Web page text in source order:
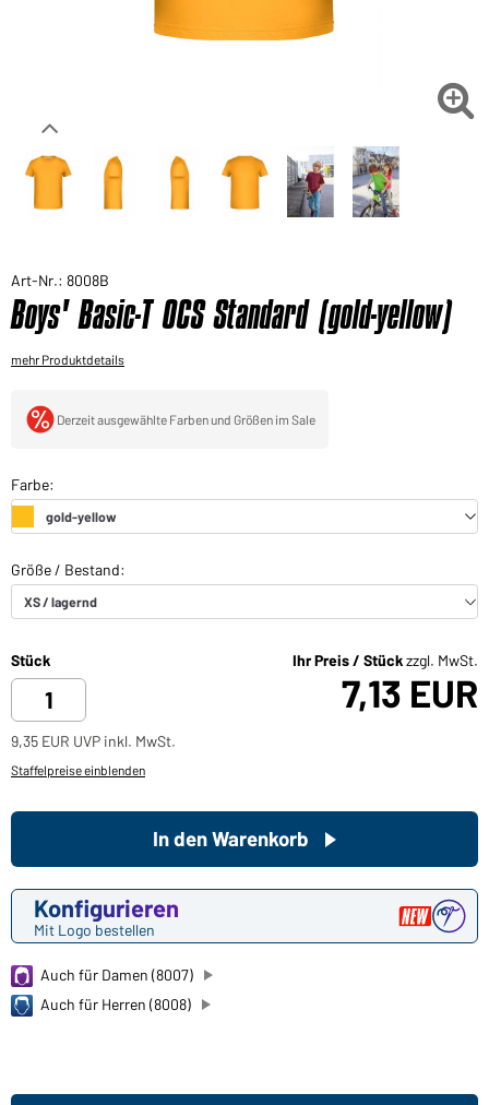
Sie möchten gerne für Ihren privaten Bedarf

Art-Nr.: 8008B
Boys' Basic-T OCS Standard (gold-yellow)
mehr Produktdetails
Derzeit ausgewählte Farben und Größen im Sale
Stück Ihr Preis / Stückzzgl. MwSt.
7,13 EUR
9,35 EUR UVP inkl. MwSt.
Staffelpreise einblenden
Konfigurieren
Mit Logo bestellen
In den Warenkorb
Auch für Damen (8007)
Auch für Herren (8008)